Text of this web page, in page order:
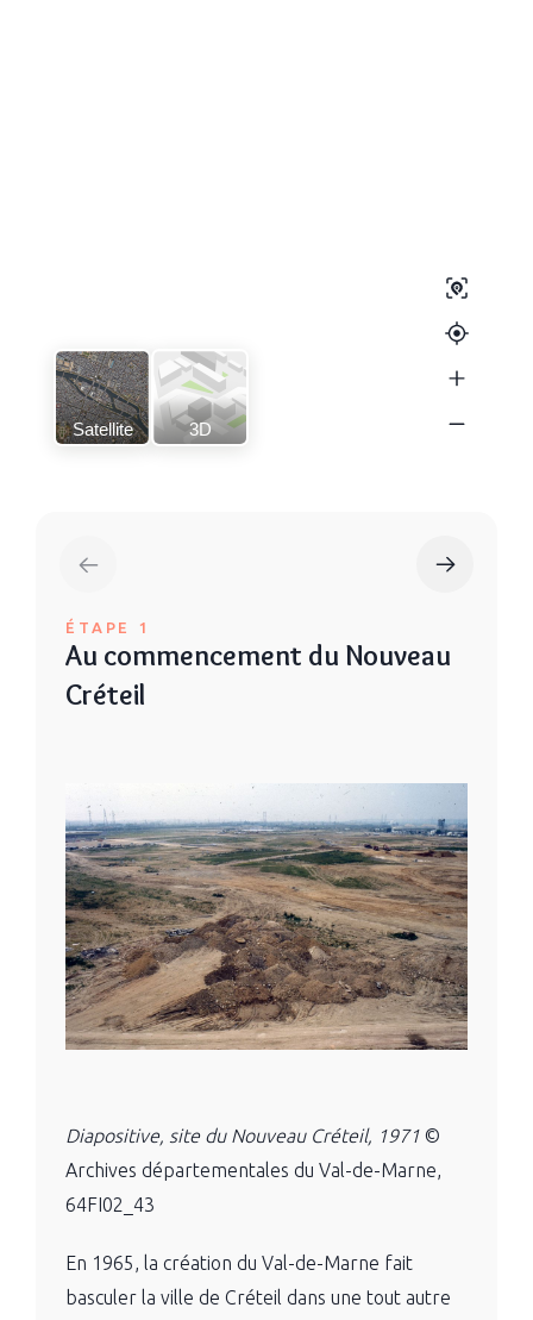
Satellite 3D
ÉTAPE 1
Au commencement du Nouveau
Créteil
Diapositive, site du Nouveau Créteil, 1971 ©
Archives départementales du Val-de-Marne,
64FI02_43
En 1965, la création du Val-de-Marne fait
basculer la ville de Créteil dans une tout autre